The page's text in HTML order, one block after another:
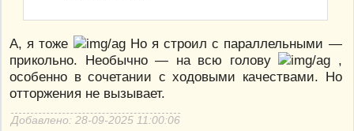
А, я тоже
Но я строил с параллельными —
прикольно. Необычно — на всю голову
,
особенно в сочетании с ходовыми качествами. Но
отторжения не вызывает.
Добавлено: 28-09-2025 11:00:06